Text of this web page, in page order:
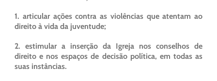
1. articular ações contra as violências que atentam ao
direito à vida da juventude;
2. estimular a inserção da Igreja nos conselhos de
direito e nos espaços de decisão política, em todas as
suas instâncias.